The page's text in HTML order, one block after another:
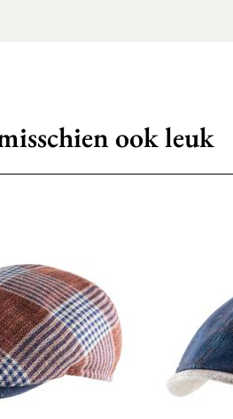
ook leuk